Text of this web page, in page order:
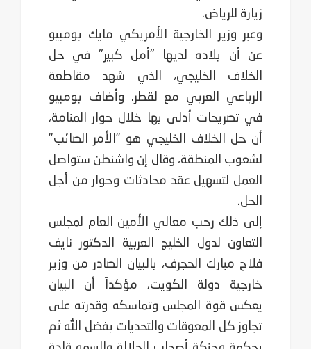
زيارة للرياض.
وعبر وزير الخارجية الأمريكي مايك بومبيو
عن أن بلاده لديها "أمل كبير" في حل
الخلاف الخليجي، الذي شهد مقاطعة
الرباعي العربي مع لقطر. وأضاف بومبيو
في تصريحات أدلى بها خلال حوار المنامة،
أن حل الخلاف الخليجي هو "الأمر الصائب"
لشعوب المنطقة، وقال إن واشنطن ستواصل
العمل لتسهيل عقد محادثات وحوار من أجل
الحل.
إلى ذلك رحب معالي الأمين العام لمجلس
التعاون لدول الخليج العربية الدكتور نايف
فلاح مبارك الحجرف، بالبيان الصادر من وزير
خارجية دولة الكويت، مؤكداً أن البيان
يعكس قوة المجلس وتماسكه وقدرته على
تجاوز كل المعوقات والتحديات بفضل الله ثم